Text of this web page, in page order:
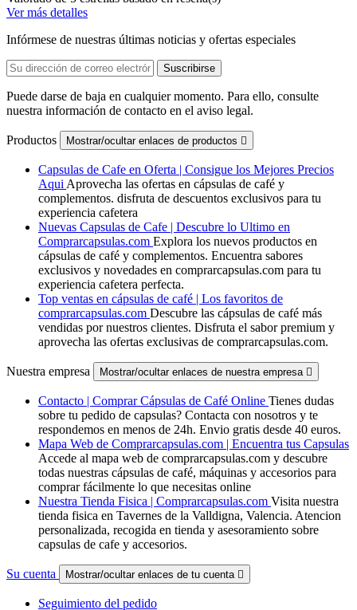
Ver más detalles
Infórmese de nuestras últimas noticias y ofertas especiales
Puede darse de baja en cualquier momento. Para ello, consulte
nuestra información de contacto en el aviso legal.
Productos Mostrar/ocultar enlaces de productos 
Capsulas de Cafe en Oferta | Consigue los Mejores Precios
Aqui Aprovecha las ofertas en cápsulas de café y
complementos. disfruta de descuentos exclusivos para tu
experiencia cafetera
Nuevas Capsulas de Cafe | Descubre lo Ultimo en
Comprarcapsulas.com Explora los nuevos productos en
cápsulas de café y complementos. Encuentra sabores
exclusivos y novedades en comprarcapsulas.com para tu
experiencia cafetera perfecta.
Top ventas en cápsulas de café | Los favoritos de
comprarcapsulas.com Descubre las cápsulas de café más
vendidas por nuestros clientes. Disfruta el sabor premium y
aprovecha las ofertas exclusivas de comprarcapsulas.com.
Nuestra empresa Mostrar/ocultar enlaces de nuestra empresa 
Contacto | Comprar Cápsulas de Café Online Tienes dudas
sobre tu pedido de capsulas? Contacta con nosotros y te
respondemos en menos de 24h. Envio gratis desde 40 euros.
Mapa Web de Comprarcapsulas.com | Encuentra tus Capsulas
Accede al mapa web de comprarcapsulas.com y descubre
todas nuestras cápsulas de café, máquinas y accesorios para
comprar fácilmente lo que necesitas online
Nuestra Tienda Fisica | Comprarcapsulas.com Visita nuestra
tienda fisica en Tavernes de la Valldigna, Valencia. Atencion
personalizada, recogida en tienda y asesoramiento sobre
capsulas de cafe y accesorios.
Su cuenta Mostrar/ocultar enlaces de tu cuenta 
Seguimiento del pedido